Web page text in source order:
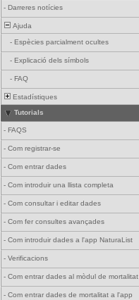
- Darreres notícies
Ajuda
- Espècies parcialment ocultes
- Explicació dels símbols
- FAQ
Estadístiques
Tutorials
- FAQS
- Com registrar-se
- Com entrar dades
- Com introduir una llista completa
- Com consultar i editar dades
- Com fer consultes avançades
- Com introduir dades a l'app NaturaList
- Verificacions
- Com entrar dades al mòdul de mortalitat
- Com entrar dades de mortalitat a l'app